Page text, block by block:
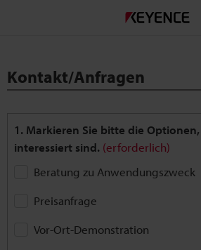
Kontakt/Anfragen
1. Markieren Sie bitte die
interessiert sind. (erforderlich)
Beratung zu Anwendungszweck
Preisanfrage
Vor-Ort-Demonstration